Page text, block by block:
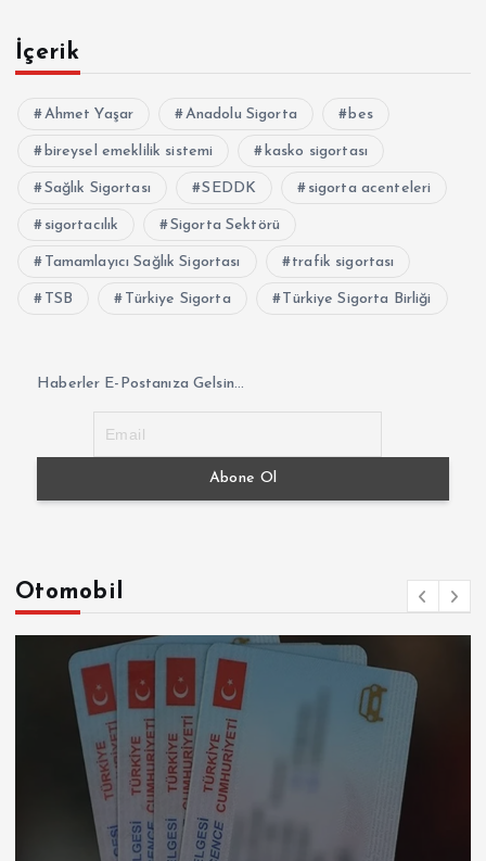
İçerik
Ahmet Yaşar Anadolu Sigorta bes
bireysel emeklilik sistemi kasko sigortası
Sağlık Sigortası SEDDK sigorta acenteleri
sigortacılık Sigorta Sektörü
Tamamlayıcı Sağlık Sigortası trafik sigortası
TSB Türkiye Sigorta Türkiye Sigorta Birliği
Haberler E-Postanıza Gelsin...
Otomobil